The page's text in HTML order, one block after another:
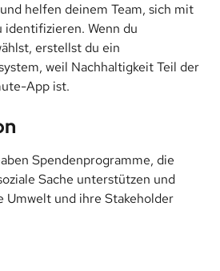
helfen deinem Team, sich mit
Wenn du
erstellst du ein
weil Nachhaltigkeit Teil der
App ist.
Spendenprogramme, die
Sache unterstützen und
Umwelt und ihre Stakeholder